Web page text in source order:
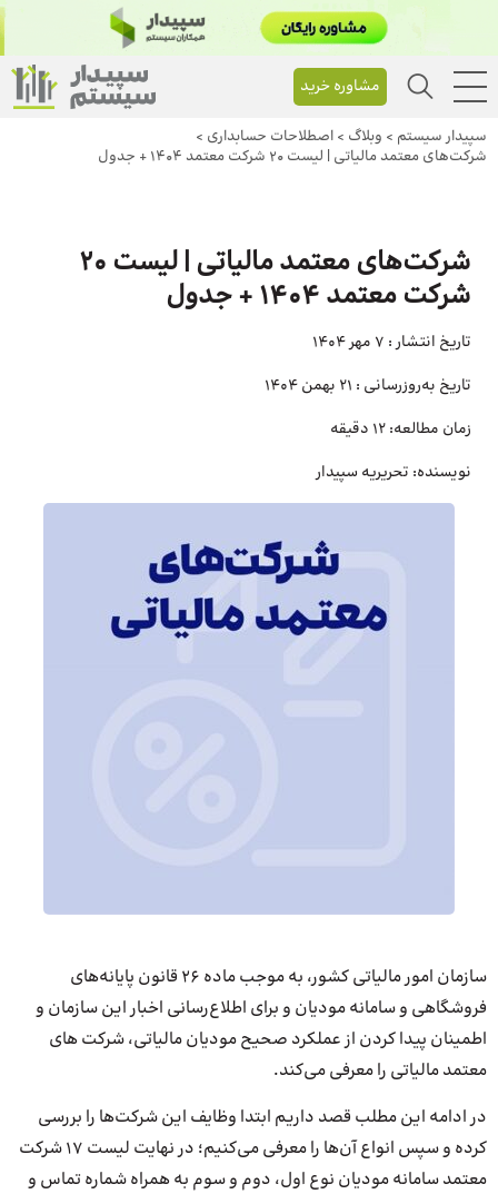
مشاوره خرید
سپیدار سیستم > وبلاگ > اصطلاحات حسابداری >
شرکت‌های معتمد مالیاتی | لیست 20 شرکت معتمد 1404 + جدول
شرکت‌های معتمد مالیاتی | لیست 20
شرکت معتمد 1404 + جدول
تاریخ انتشار : 7 مهر 1404
تاریخ به‌روزرسانی : 21 بهمن 1404
زمان مطالعه: 12 دقیقه
نویسنده: تحریریه سپیدار
سازمان امور مالیاتی کشور، به موجب ماده ۲۶ قانون پایانه‌های
فروشگاهی و سامانه مودیان و برای اطلاع‌رسانی اخبار این سازمان و
اطمینان پیدا کردن از عملکرد صحیح مودیان مالیاتی، شرکت های
معتمد مالیاتی را معرفی می‌کند.
در ادامه این مطلب قصد داریم ابتدا وظایف این شرکت‌ها را بررسی
کرده و سپس انواع آن‌ها را معرفی می‌کنیم؛ در نهایت لیست 17 شرکت
معتمد سامانه مودیان نوع اول، دوم و سوم به همراه شماره تماس و